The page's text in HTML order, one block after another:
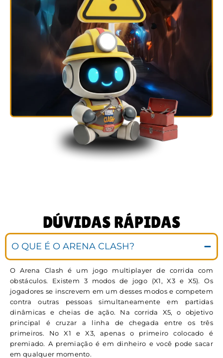
DÚVIDAS RÁPIDAS
O QUE É O ARENA CLASH?
O Arena Clash é um jogo multiplayer de corrida com
obstáculos. Existem 3 modos de jogo (X1, X3 e X5). Os
jogadores se inscrevem em um desses modos e competem
contra outras pessoas simultaneamente em partidas
dinâmicas e cheias de ação. Na corrida X5, o objetivo
principal é cruzar a linha de chegada entre os três
primeiros. No X1 e X3, apenas o primeiro colocado é
premiado. A premiação é em dinheiro e você pode sacar
em qualquer momento.